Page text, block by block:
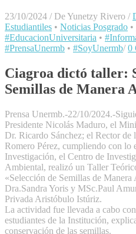
23/10/2024 / De Yunetzy Rivero /
Estudiantiles • Noticias Posgrado •
#EducacionUniversitaria •
#PrensaUnermb • #SoyUnermb/ 0
Ciagroa dictó taller:
Semillas de Manera
Prensa Unermb.-22/10/2024.-
Presidente Nicolás Maduro, el
Dr. Ricardo Sánchez; el Rector
Romero Pérez, cumpliendo con lo
Investigación, el Centro de
Ambiental, realizó un Taller
«Selección de Semillas de
Dra.Sandra Yoris y MSc.Paul
Privada Aristóbulo Istúriz.
La actividad fue llevada a cabo
estudiantes de la Institución,
conservación de las semillas.